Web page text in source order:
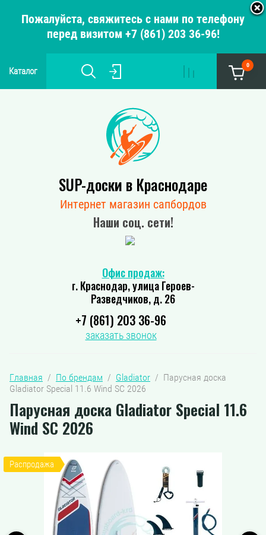
Пожалуйста, свяжитесь с нами по телефону
перед визитом +7 (861) 203 36-96!
Каталог
0
SUP-доски в Краснодаре
Интернет магазин сапбордов
Наши соц. сети!
Офис продаж:
г. Краснодар, улица Героев-
Разведчиков, д. 26
+7 (861) 203 36-96
заказать звонок
Главная
  /
По брендам
  /
Gladiator
  /  Парусная доска
Gladiator Special 11.6 Wind SC 2026
Парусная доска Gladiator Special 11.6
Wind SC 2026
Распродажа